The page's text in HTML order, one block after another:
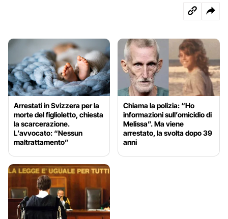
Arrestati in Svizzera per la
morte del figlioletto, chiesta
la scarcerazione.
L’avvocato: “Nessun
maltrattamento”
Chiama la polizia: “Ho
informazioni sull’omicidio di
Melissa”. Ma viene
arrestato, la svolta dopo 39
anni